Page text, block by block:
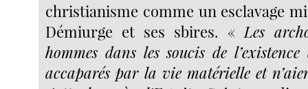
christianisme comme un esclavage
Démiurge et ses sbires. «Les
hommes dans les soucis de
accaparés par la vie matérielle et